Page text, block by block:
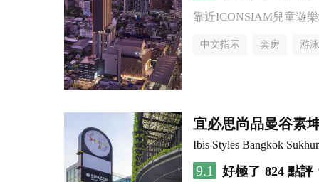
靠近ICONSIAM兒童遊
中文指示 套房 游
宜必思尚品曼谷素
Ibis Styles Bangkok
9.1 好極了 824 點評